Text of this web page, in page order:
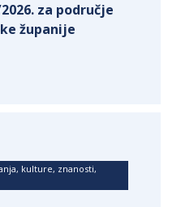
za područje
županije
kulture, znanosti,